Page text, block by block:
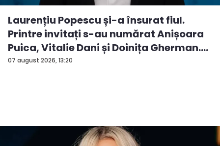
07 august 2026, 13:20
Laurențiu Popescu și-a însurat fiul.
Printre invitați s-au numărat Anișoara
Puica, Vitalie Dani și Doinița Gherman.
P...